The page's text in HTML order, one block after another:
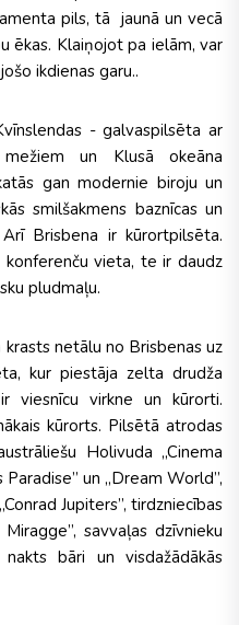
pils, tā jaunā un vecā
ēkas. Klaiņojot pa ielām, var
ikdienas garu..
- galvaspilsēta ar
un Klusā okeāna
gan modernie biroju un
smilšakmens baznīcas un
Brisbena ir kūrortpilsēta.
vieta, te ir daudz
pludmaļu.
netālu no Brisbenas uz
kur piestāja zelta drudža
virkne un kūrorti.
kūrorts. Pilsētā atrodas
Holivuda „Cinema
un „Dream World”,
Jupiters”, tirdzniecības
savvaļas dzīvnieku
nakts bāri un visdažādākās